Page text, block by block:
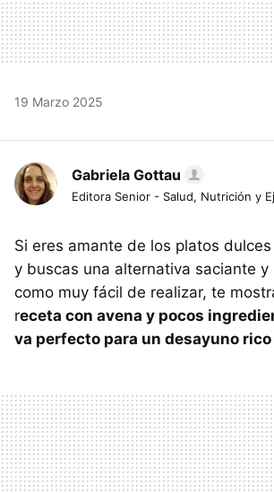
19 Marzo 2025
Gabriela Gottau
Editora Senior - Salud, Nutrición y
Si eres amante de los platos
y buscas una alternativa saciante
como muy fácil de realizar, te
receta con avena y pocos
va perfecto para un desayuno